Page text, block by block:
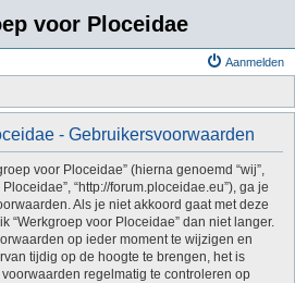
voor Ploceidae
Aanmelden
- Gebruikersvoorwaarden
voor Ploceidae” (hierna genoemd “wij”,
Ploceidae”, “http://forum.ploceidae.eu”), ga je
Als je niet akkoord gaat met deze
“Werkgroep voor Ploceidae” dan niet langer.
op ieder moment te wijzigen en
tijdig op de hoogte te brengen, het is
regelmatig te controleren op